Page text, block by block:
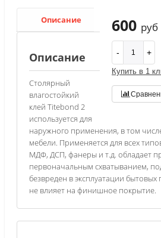
600 руб
Купить в 1
Описание
Описание
Столярный
влагостойкий
клей Titebond 2
используется для
наружного применения, в том
мебели. Применяется для всех
МДФ, ДСП, фанеры и т.д. обладает
первоначальным схватыванием,
безвреден в эксплуатации бытовых
не влияет на финишное покрытие.